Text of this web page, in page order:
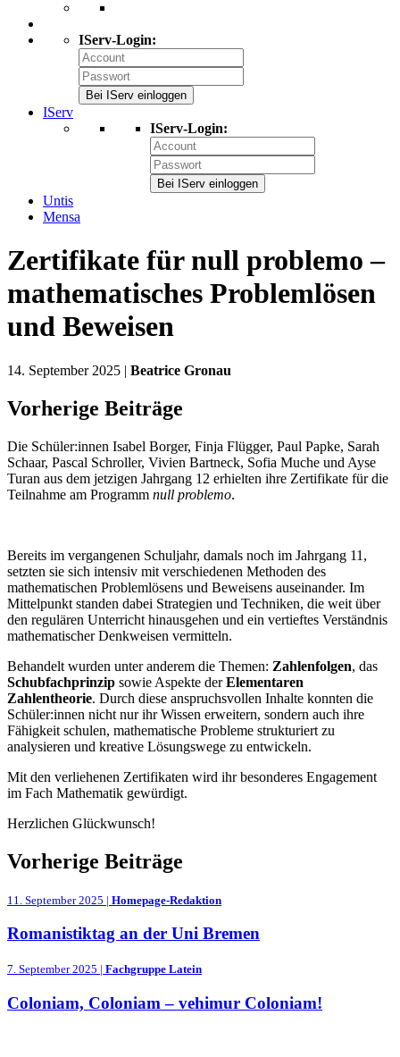
IServ-Login:
Bei IServ einloggen
IServ
IServ-Login:
Bei IServ einloggen
Untis
Mensa
Zertifikate für null problemo –
mathematisches Problemlösen
und Beweisen
14. September 2025 | Beatrice Gronau
Vorherige Beiträge
Die Schüler:innen Isabel Borger, Finja Flügger, Paul Papke, Sarah
Schaar, Pascal Schroller, Vivien Bartneck, Sofia Muche und Ayse
Turan aus dem jetzigen Jahrgang 12 erhielten ihre Zertifikate für die
Teilnahme am Programm null problemo.
Bereits im vergangenen Schuljahr, damals noch im Jahrgang 11,
setzten sie sich intensiv mit verschiedenen Methoden des
mathematischen Problemlösens und Beweisens auseinander. Im
Mittelpunkt standen dabei Strategien und Techniken, die weit über
den regulären Unterricht hinausgehen und ein vertieftes Verständnis
mathematischer Denkweisen vermitteln.
Behandelt wurden unter anderem die Themen: Zahlenfolgen, das
Schubfachprinzip sowie Aspekte derElementaren
Zahlentheorie. Durch diese anspruchsvollen Inhalte konnten die
Schüler:innen nicht nur ihr Wissen erweitern, sondern auch ihre
Fähigkeit schulen, mathematische Probleme strukturiert zu
analysieren und kreative Lösungswege zu entwickeln.
Mit den verliehenen Zertifikaten wird ihr besonderes Engagement
im Fach Mathematik gewürdigt.
Herzlichen Glückwunsch!
Vorherige Beiträge
11. September 2025 | Homepage-Redaktion
Romanistiktag an der Uni Bremen
7. September 2025 | Fachgruppe Latein
Coloniam, Coloniam – vehimur Coloniam!